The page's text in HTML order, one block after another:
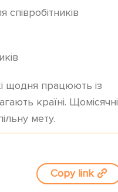
щодня працюють із
країні. Щомісячні
мету.
Copy link